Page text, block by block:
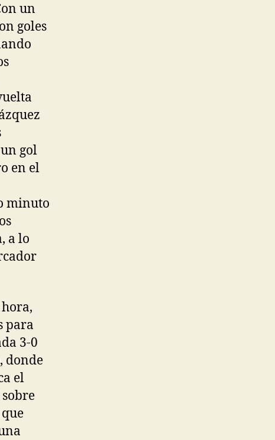
un
goles
gol
en el
minuto
a lo
para
3-0
donde
el